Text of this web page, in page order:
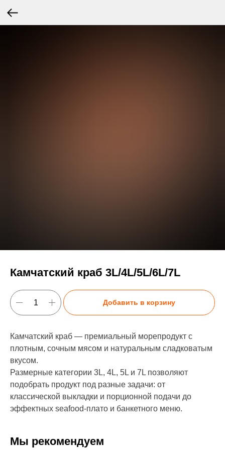
Камчатский краб 3L/4L/5L/6L/7L
Добавить в корзину
Камчатский краб — премиальный морепродукт с
плотным, сочным мясом и натуральным сладковатым
вкусом.
Размерные категории 3L, 4L, 5L и 7L позволяют
подобрать продукт под разные задачи: от
классической выкладки и порционной подачи до
эффектных seafood-плато и банкетного меню.
Мы рекомендуем